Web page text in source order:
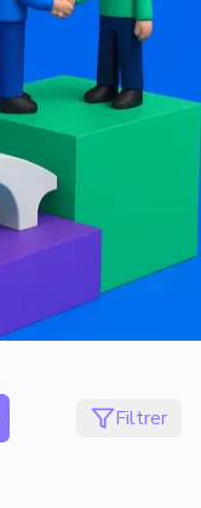
Filtrer